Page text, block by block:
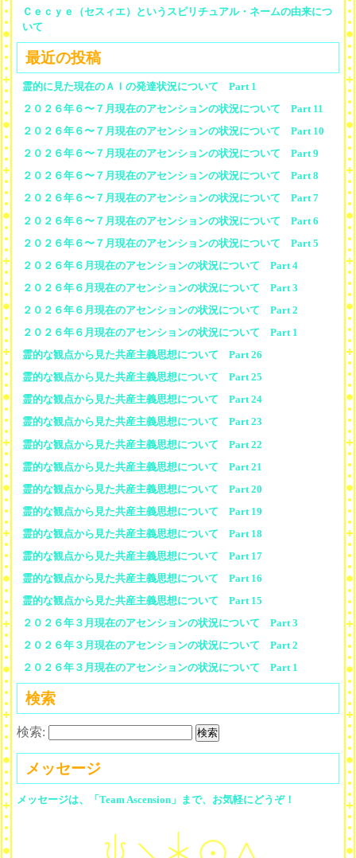
Ｃｅｃｙｅ（セスィエ）というスピリチュアル・ネームの由来につ
いて
最近の投稿
霊的に見た現在のＡＩの発達状況について Part 1
２０２６年６〜７月現在のアセンションの状況について Part 11
２０２６年６〜７月現在のアセンションの状況について Part 10
２０２６年６〜７月現在のアセンションの状況について Part 9
２０２６年６〜７月現在のアセンションの状況について Part 8
２０２６年６〜７月現在のアセンションの状況について Part 7
２０２６年６〜７月現在のアセンションの状況について Part 6
２０２６年６〜７月現在のアセンションの状況について Part 5
２０２６年６月現在のアセンションの状況について Part 4
２０２６年６月現在のアセンションの状況について Part 3
２０２６年６月現在のアセンションの状況について Part 2
２０２６年６月現在のアセンションの状況について Part 1
霊的な観点から見た共産主義思想について Part 26
霊的な観点から見た共産主義思想について Part 25
霊的な観点から見た共産主義思想について Part 24
霊的な観点から見た共産主義思想について Part 23
霊的な観点から見た共産主義思想について Part 22
霊的な観点から見た共産主義思想について Part 21
霊的な観点から見た共産主義思想について Part 20
霊的な観点から見た共産主義思想について Part 19
霊的な観点から見た共産主義思想について Part 18
霊的な観点から見た共産主義思想について Part 17
霊的な観点から見た共産主義思想について Part 16
霊的な観点から見た共産主義思想について Part 15
２０２６年３月現在のアセンションの状況について Part 3
２０２６年３月現在のアセンションの状況について Part 2
２０２６年３月現在のアセンションの状況について Part 1
検索
検索:
メッセージ
メッセージは、「Team Ascension」まで、お気軽にどうぞ！